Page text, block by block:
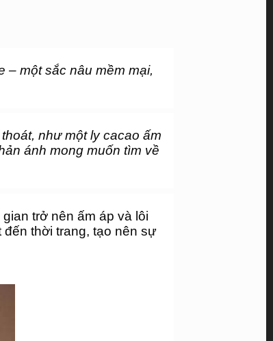
– một sắc nâu mềm mại,
như một ly cacao ấm
ánh mong muốn tìm về
trở nên ấm áp và lôi
thời trang, tạo nên sự